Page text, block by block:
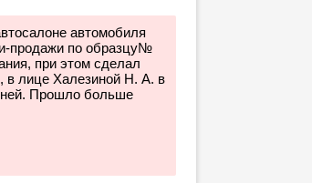
автомобиля
продажи по образцу№
при этом сделал
в лице Халезиной Н. А. в
Прошло больше